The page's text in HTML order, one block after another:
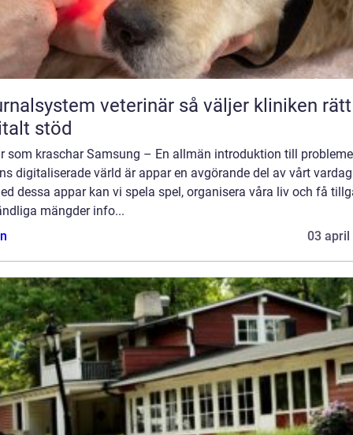
veterinär så väljer kliniken rätt
stöd
som kraschar Samsung – En allmän introduktion till
digitaliserade värld är appar en avgörande del av vårt
dessa appar kan vi spela spel, organisera våra liv och få
mängder info...
03 april